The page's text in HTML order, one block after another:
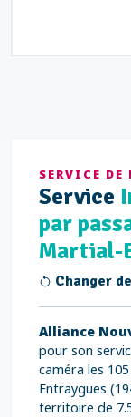
SERVICE
Service
par
Martial-
Changer
Alliance
pour son
caméra les
Entraygues
territoire de